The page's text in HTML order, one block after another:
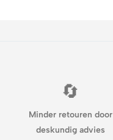
🔄
Minder retouren door
deskundig advies